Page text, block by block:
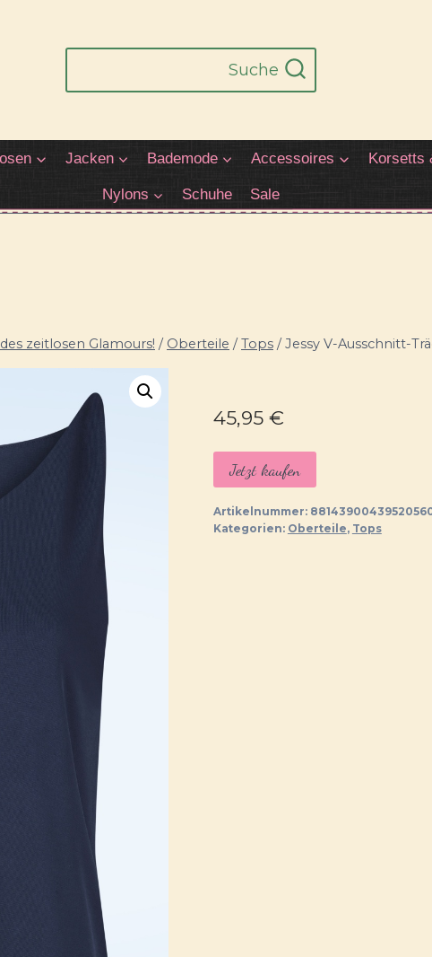
Suche
Jacken Bademode Accessoires Korsetts
Nylons Schuhe Sale
zeitlosen Glamours! / Oberteile / Tops / Jessy V-Ausschnitt-
45,95 €
Jetzt kaufen
Artikelnummer:
Kategorien: Oberteile, Tops